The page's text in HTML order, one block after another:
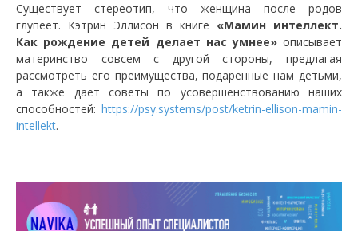
Существует стереотип, что женщина после родов
глупеет. Кэтрин Эллисон в книге «Мамин интеллект.
Как рождение детей делает нас умнее»описывает
материнство совсем с другой стороны, предлагая
рассмотреть его преимущества, подаренные нам детьми,
а также дает советы по усовершенствованию наших
способностей: https://psy.systems/post/ketrin-ellison-mamin-
intellekt.